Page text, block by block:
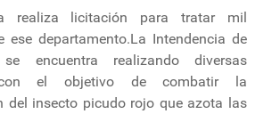
realiza licitación para tratar mil
ese departamento.La Intendencia de
se encuentra realizando diversas
el objetivo de combatir la
del insecto picudo rojo que azota las